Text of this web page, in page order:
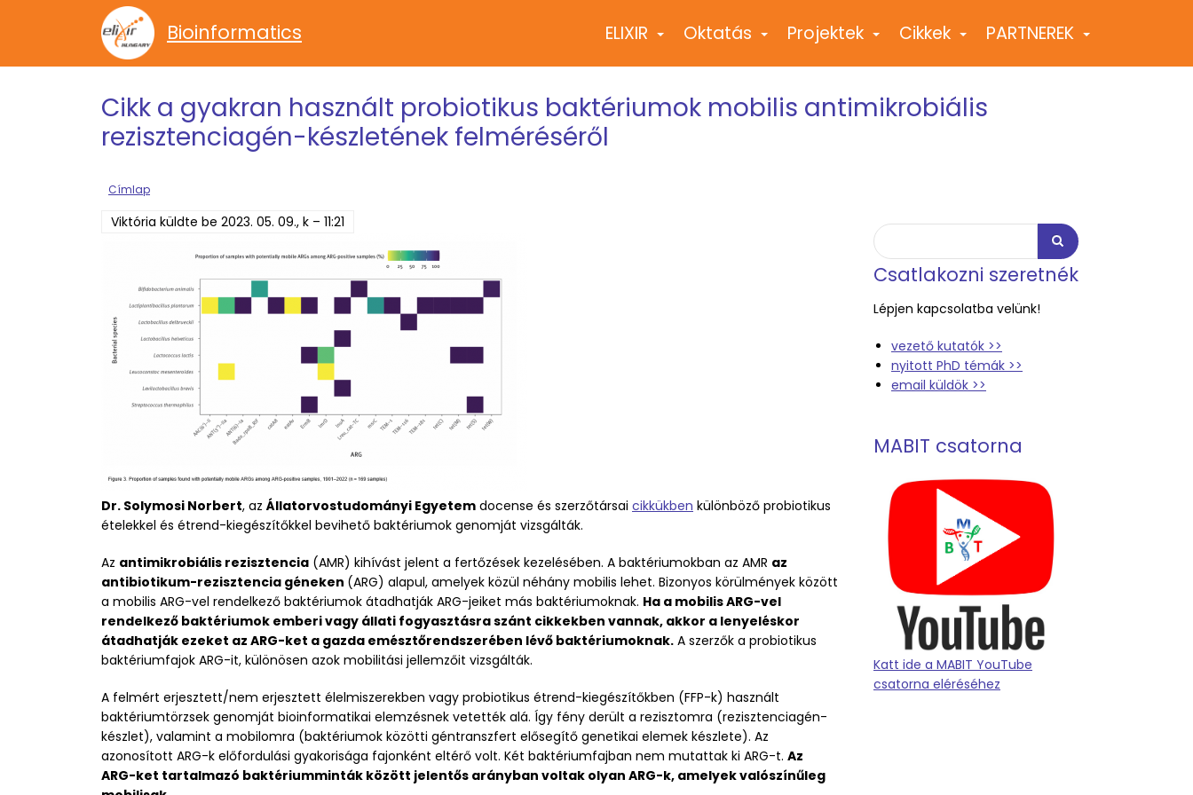
Ugrás a tartalomra
Bioinformatics +
ELIXIR +
Oktatás +
Projektek +
Cikkek +
PARTNEREK
Cikk a gyakran használt probiotikus baktériumok mobilis antimikrobiális
rezisztenciagén-készletének felméréséről
Címlap
Viktória küldte be 2023. 05. 09., k – 11:21
Dr. Solymosi Norbert, az Állatorvostudományi Egyetem docense és szerzőtársai cikkükben különböző probiotikus
ételekkel és étrend-kiegészítőkkel bevihető baktériumok genomját vizsgálták.
Az antimikrobiális rezisztencia (AMR) kihívást jelent a fertőzések kezelésében. A baktériumokban az AMR az
antibiotikum-rezisztencia géneken (ARG) alapul, amelyek közül néhány mobilis lehet. Bizonyos körülmények között
a mobilis ARG-vel rendelkező baktériumok átadhatják ARG-jeiket más baktériumoknak. Ha a mobilis ARG-vel
rendelkező baktériumok emberi vagy állati fogyasztásra szánt cikkekben vannak, akkor a lenyeléskor
átadhatják ezeket az ARG-ket a gazda emésztőrendszerében lévő baktériumoknak. A szerzők a probiotikus
baktériumfajok ARG-it, különösen azok mobilitási jellemzőit vizsgálták.
A felmért erjesztett/nem erjesztett élelmiszerekben vagy probiotikus étrend-kiegészítőkben (FFP-k) használt
baktériumtörzsek genomját bioinformatikai elemzésnek vetették alá. Így fény derült a rezisztomra (rezisztenciagén-
készlet), valamint a mobilomra (baktériumok közötti géntranszfert elősegítő genetikai elemek készlete). Az
azonosított ARG-k előfordulási gyakorisága fajonként eltérő volt. Két baktériumfajban nem mutattak ki ARG-t. Az
ARG-ket tartalmazó baktériumminták között jelentős arányban voltak olyan ARG-k, amelyek valószínűleg
Keresés
Keresés
Csatlakozni szeretnék
Lépjen kapcsolatba velünk!
vezető kutatók >>
nyitott PhD témák >>
email küldök >>
MABIT csatorna
Katt ide a MABIT YouTube
csatorna eléréséhez